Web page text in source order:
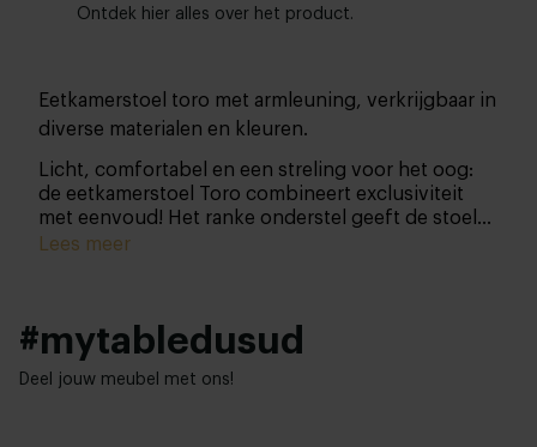
Ontdek hier alles over het product.
Eetkamerstoel toro met armleuning, verkrijgbaar in
diverse materialen en kleuren.
Licht, comfortabel en een streling voor het oog:
de eetkamerstoel Toro combineert exclusiviteit
met eenvoud! Het ranke onderstel geeft de stoel
een extra elegante touch. Dit designitem van
Lees meer
#mytabledusud
Deel jouw meubel met ons!